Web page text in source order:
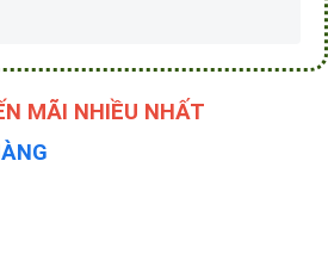
MÃI NHIỀU NHẤT